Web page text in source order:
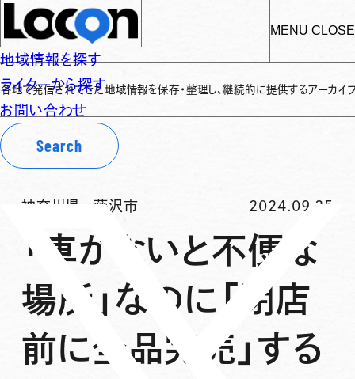
MENU CLOSE
地域情報を探す
ライターから探す
お問い合わせ
Search
きた地域情報を保存・整理し、継続的に提供するアーカイブサイトです✌
神奈川県 藤沢市 2024.09.25
「車がないと不便な
場所」なのに「閉店
前に全品完売」する